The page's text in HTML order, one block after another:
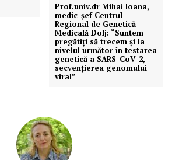
Prof.univ.dr Mihai Ioana,
medic-şef Centrul
Regional de Genetică
Medicală Dolj: “Suntem
pregătiți să trecem și la
nivelul următor în testarea
genetică a SARS-CoV-2,
secvențierea genomului
viral”